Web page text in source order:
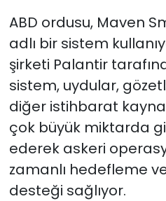
ABD ordusu, Maven
adlı bir sistem
şirketi Palantir
sistem, uydular,
diğer istihbarat
çok büyük miktarda
ederek askeri
zamanlı hedefleme
desteği sağlıyor.